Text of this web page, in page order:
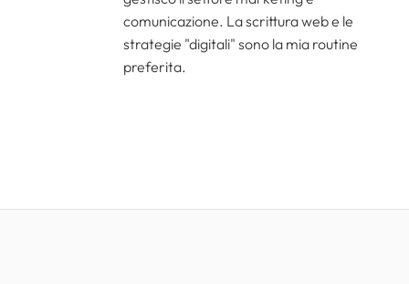
comunicazione. La scrittura web e le
strategie "digitali" sono la mia routine
preferita.